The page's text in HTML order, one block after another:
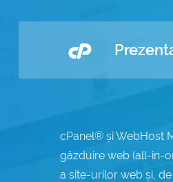
Domenii .com
Domenii .net
Metode de Plată
Statistici Rețea
cPanel® și WebHost
găzduire web (all-in-
a site-urilor web și,